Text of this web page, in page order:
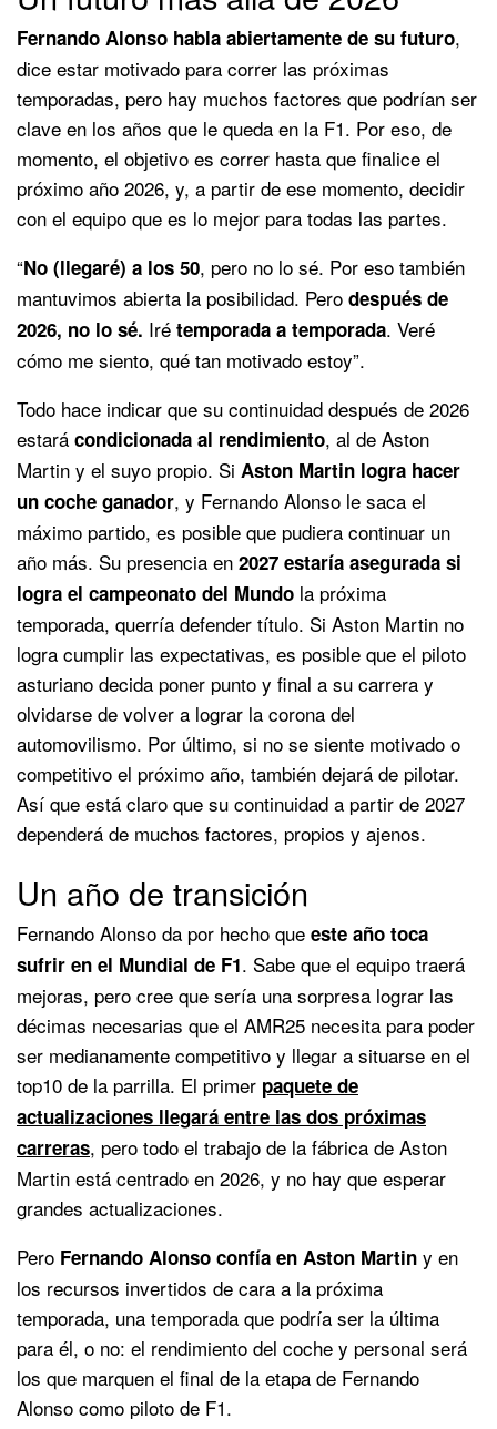
Fernando Alonso habla abiertamente de su futuro,
dice estar motivado para correr las próximas
temporadas, pero hay muchos factores que podrían ser
clave en los años que le queda en la F1. Por eso, de
momento, el objetivo es correr hasta que finalice el
próximo año 2026, y, a partir de ese momento, decidir
con el equipo que es lo mejor para todas las partes.
“No (llegaré) a los 50, pero no lo sé. Por eso también
mantuvimos abierta la posibilidad. Pero después de
2026, no lo sé. Iré temporada a temporada. Veré
cómo me siento, qué tan motivado estoy”.
Todo hace indicar que su continuidad después de 2026
estará condicionada al rendimiento, al de Aston
Martin y el suyo propio. Si Aston Martin logra hacer
un coche ganador, y Fernando Alonso le saca el
máximo partido, es posible que pudiera continuar un
año más. Su presencia en 2027 estaría asegurada si
logra el campeonato del Mundo la próxima
temporada, querría defender título. Si Aston Martin no
logra cumplir las expectativas, es posible que el piloto
asturiano decida poner punto y final a su carrera y
olvidarse de volver a lograr la corona del
automovilismo. Por último, si no se siente motivado o
competitivo el próximo año, también dejará de pilotar.
Así que está claro que su continuidad a partir de 2027
dependerá de muchos factores, propios y ajenos.
Un año de transición
Fernando Alonso da por hecho que este año toca
sufrir en el Mundial de F1. Sabe que el equipo traerá
mejoras, pero cree que sería una sorpresa lograr las
décimas necesarias que el AMR25 necesita para poder
ser medianamente competitivo y llegar a situarse en el
top10 de la parrilla. El primer paquete de
actualizaciones llegará entre las dos próximas
carreras, pero todo el trabajo de la fábrica de Aston
Martin está centrado en 2026, y no hay que esperar
grandes actualizaciones.
Pero Fernando Alonso confía en Aston Martin y en
los recursos invertidos de cara a la próxima
temporada, una temporada que podría ser la última
para él, o no: el rendimiento del coche y personal será
los que marquen el final de la etapa de Fernando
Alonso como piloto de F1.